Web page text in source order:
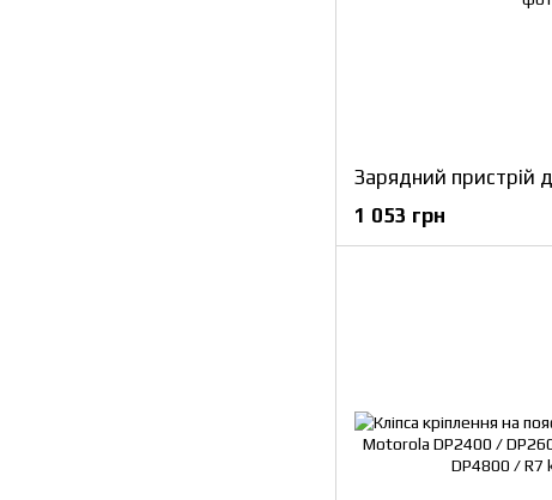
1 053 грн